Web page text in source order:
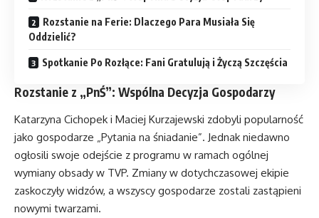
Rozstanie na Ferie: Dlaczego Para Musiała Się
Oddzielić?
Spotkanie Po Rozłące: Fani Gratulują i Życzą Szczęścia
Rozstanie z „PnŚ”: Wspólna Decyzja Gospodarzy
Katarzyna Cichopek i Maciej Kurzajewski zdobyli popularność
jako gospodarze „Pytania na śniadanie”. Jednak niedawno
ogłosili swoje odejście z programu w ramach ogólnej
wymiany obsady w TVP. Zmiany w dotychczasowej ekipie
zaskoczyły widzów, a wszyscy gospodarze zostali zastąpieni
nowymi twarzami.